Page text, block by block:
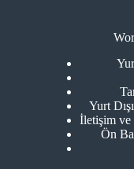
Yurt
İletişim
Ön